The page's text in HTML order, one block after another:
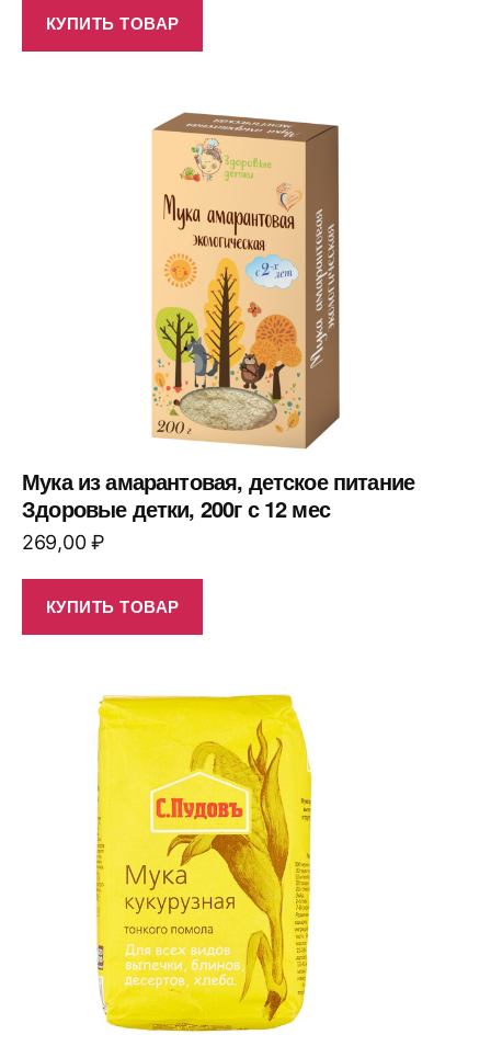
КУПИТЬ ТОВАР
Мука из амарантовая, детское питание
Здоровые детки, 200г с 12 мес
269,00₽
КУПИТЬ ТОВАР